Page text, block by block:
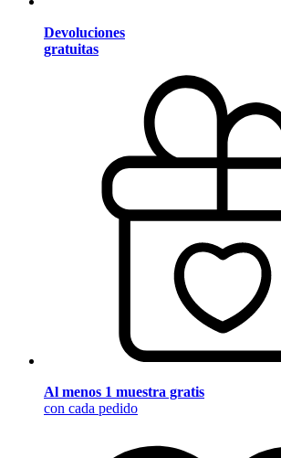
Devoluciones
gratuitas
Al menos 1 muestra gratis
con cada pedido